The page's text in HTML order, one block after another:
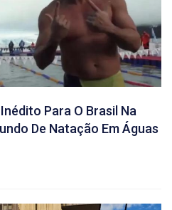
Para O Brasil Na
De Natação Em Águas